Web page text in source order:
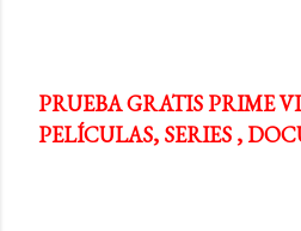
PRUEBA GRATIS PRIME
PELÍCULAS, SERIES ,